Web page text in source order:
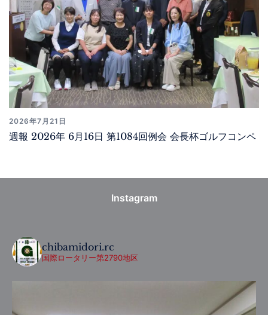
2026年7月21日
週報 2026年 6月16日 第1084回例会 会長杯ゴルフコンペ
Instagram
chibamidori.rc
国際ロータリー第2790地区